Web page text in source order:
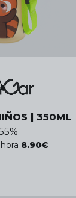
| 350ML
%
8.90€